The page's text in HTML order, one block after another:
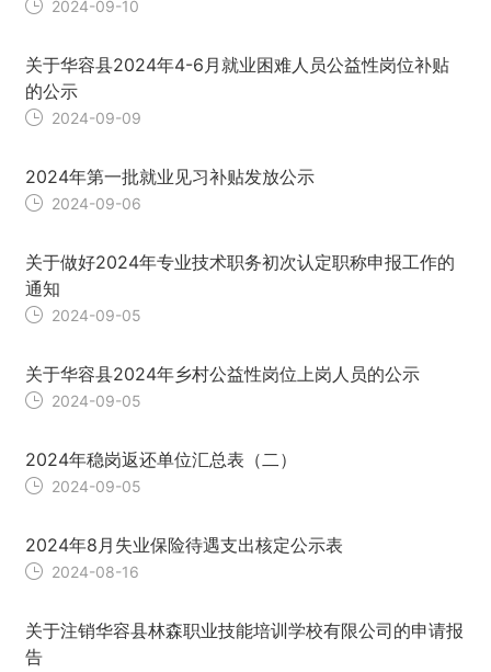
2024-09-10
关于华容县2024年4-6月就业困难人员公益性岗位补贴
的公示
2024-09-09
2024年第一批就业见习补贴发放公示
2024-09-06
关于做好2024年专业技术职务初次认定职称申报工作的
通知
2024-09-05
关于华容县2024年乡村公益性岗位上岗人员的公示
2024-09-05
2024年稳岗返还单位汇总表（二）
2024-09-05
2024年8月失业保险待遇支出核定公示表
2024-08-16
关于注销华容县林森职业技能培训学校有限公司的申请报
告